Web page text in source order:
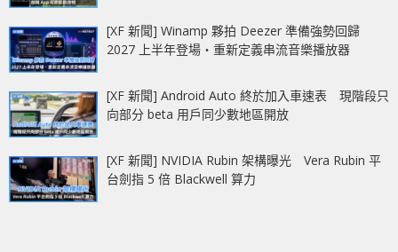
[XF 新聞] Winamp 夥拍 Deezer 準備強勢回歸
2027 上半年登場‧重新定義串流音樂播放器
[XF 新聞] Android Auto 終於加入車速表 現階段只
向部分 beta 用戶同少數地區開放
[XF 新聞] NVIDIA Rubin 架構曝光 Vera Rubin 平
台劍指 5 倍 Blackwell 算力